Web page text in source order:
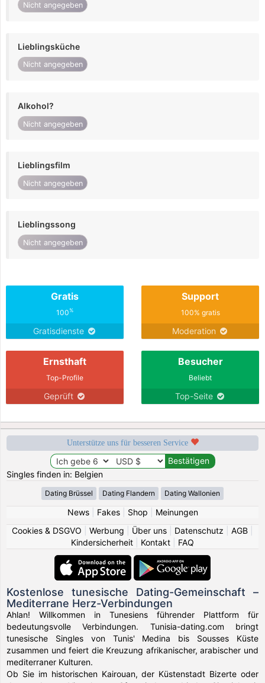
Nicht angegeben
Lieblingsküche
Nicht angegeben
Alkohol?
Nicht angegeben
Lieblingsfilm
Nicht angegeben
Lieblingssong
Nicht angegeben
Gratis
100%
Gratisdienste
Support
100% gratis
Moderation
Ernsthaft
Top-Profile
Geprüft
Besucher
Beliebt
Top-Seite
Unterstütze uns für besseren Service
Singles finden in: Belgien
Dating Brüssel Dating Flandern Dating Wallonien
News| Fakes| Shop
Meinungen
Cookies & DSGVO
Werbung Über uns Datenschutz AGB
Kindersicherheit
Kontakt FAQ
Kostenlose tunesische Dating-Gemeinschaft –
Mediterrane Herz-Verbindungen
Ahlan! Willkommen in Tunesiens führender Plattform für
bedeutungsvolle Verbindungen. Tunisia-dating.com bringt
tunesische Singles von Tunis' Medina bis Sousses Küste
zusammen und feiert die Kreuzung afrikanischer, arabischer und
mediterraner Kulturen.
Ob Sie im historischen Kairouan, der Küstenstadt Bizerte oder